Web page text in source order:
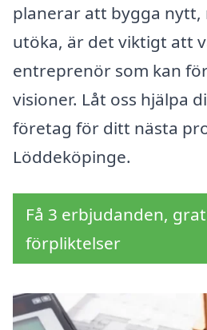
planerar att bygga nytt,
utöka, är det viktigt att
entreprenör som kan
visioner. Låt oss hjälpa
företag för ditt nästa
Löddeköpinge.
Få 3 erbjudanden,
förpliktelser